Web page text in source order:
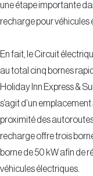
une étape importante
recharge pour véhicules
En fait, le Circuit
au total cinq bornes
Holiday Inn Express &
s’agit d’un
proximité des
recharge offre trois
borne de 50 kW afin de
véhicules électriques.